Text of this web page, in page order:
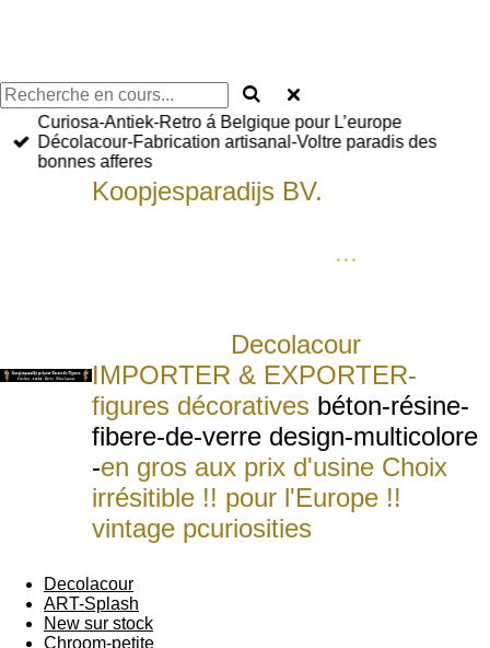
Curiosa-Antiek-Retro á Belgique pour L’europe
Décolacour-Fabrication artisanal-Voltre paradis des
bonnes afferes
Koopjesparadijs BV.
...
Decolacour
IMPORTER & EXPORTER-
figures décoratives béton-résine-
fibere-de-verre design-multicolore
-en gros aux prix d'usine Choix
irrésitible !! pour l'Europe !!
vintage pcuriosities
Decolacour
ART-Splash
New sur stock
Chroom-petite